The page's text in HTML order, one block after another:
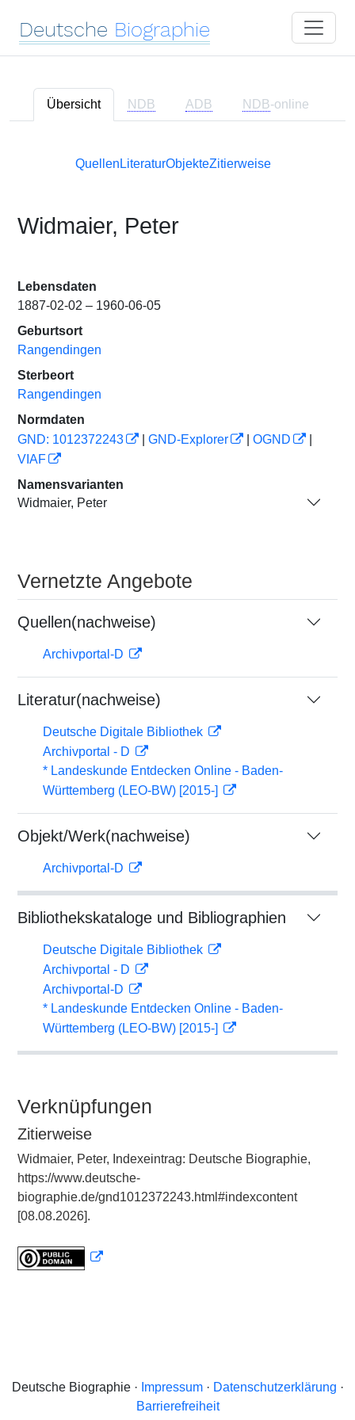
Deutsche Biographie
Übersicht NDB ADB NDB-online
Quellen LiteraturObjekteZitierweise
Widmaier, Peter
Lebensdaten
1887-02-02 – 1960-06-05
Geburtsort
Rangendingen
Sterbeort
Rangendingen
Normdaten
GND: 1012372243
GND-Explorer OGND
VIAF
Namensvarianten
Widmaier, Peter
Vernetzte Angebote
Quellen(nachweise)
Archivportal-D
Literatur(nachweise)
Deutsche Digitale Bibliothek
Archivportal - D
* Landeskunde Entdecken Online - Baden-
Württemberg (LEO-BW) [2015-]
Objekt/Werk(nachweise)
Archivportal-D
Bibliothekskataloge und Bibliographien
Deutsche Digitale Bibliothek
Archivportal - D
Archivportal-D
* Landeskunde Entdecken Online - Baden-
Württemberg (LEO-BW) [2015-]
Verknüpfungen
Zitierweise
Widmaier, Peter, Indexeintrag: Deutsche Biographie,
https://www.deutsche-
biographie.de/gnd1012372243.html#indexcontent
[08.08.2026].
Deutsche Biographie · Impressum· Datenschutzerklärung ·
Barrierefreiheit